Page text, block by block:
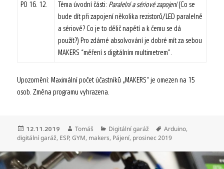
PO 16. 12. Téma úvodní části: Paralelní a sériové zapojení(Co se
bude dít při zapojení několika rezistorů/LED paralelně
a sériově? Co je to dělič napětí a k čemu se dá
použít?) Pro zdárné absolvování je dobré mít za sebou
MAKERS “měření s digitálním multimetrem”.
Upozornění: Maximální počet účastníků „MAKERS“ je omezen na 15
osob. Změna programu vyhrazena.
Publikováno:
12.11.2019 Autor:
Tomáš Rubriky:
Digitální garáž Štítky:
Arduino,
digitální garáž, ESP,GYM, makers, Pájení, prosinec 2019